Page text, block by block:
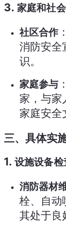
3. 家庭和社
社区合作
消防安全
识。
家庭参与
家，与家
家庭安全
三、具体实
1.设施设备检
消防器材
栓、自动
其处于良